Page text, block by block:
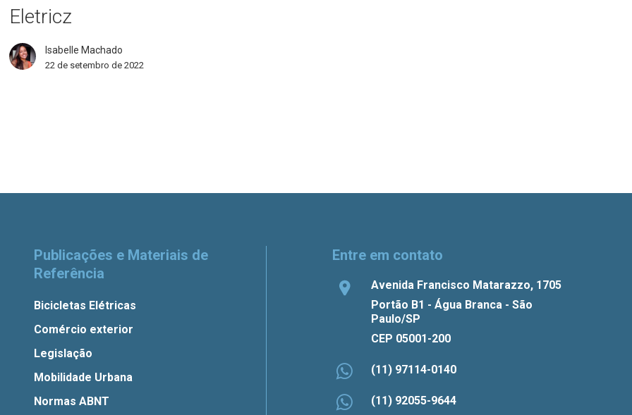
Eletricz
Isabelle Machado
22 de setembro de 2022
Publicações e Materiais de
Referência
Bicicletas Elétricas
Comércio exterior
Legislação
Mobilidade Urbana
Normas ABNT
Entre em contato
Avenida Francisco Matarazzo, 1705
Portão B1 - Água Branca - São
Paulo/SP
CEP 05001-200
(11) 97114-0140
(11) 92055-9644